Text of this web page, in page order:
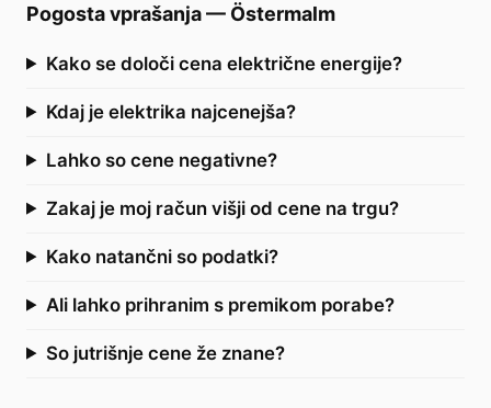
Pogosta vprašanja— Östermalm
Kako se določi cena električne energije?
Kdaj je elektrika najcenejša?
Lahko so cene negativne?
Zakaj je moj račun višji od cene na trgu?
Kako natančni so podatki?
Ali lahko prihranim s premikom porabe?
So jutrišnje cene že znane?